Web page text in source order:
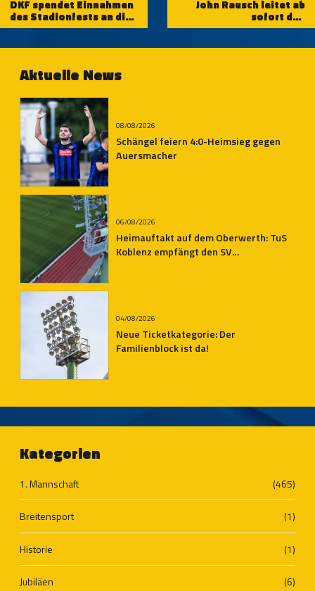
DKF spendet Einnahmen
des Stadionfests an die
TuS Koblenz
John Rausch leitet ab
sofort den
Grundlagenbereich der
Aktuelle News
08/08/2026
Schängel feiern 4:0-Heimsieg gegen
Auersmacher
06/08/2026
Heimauftakt auf dem Oberwerth: TuS
Koblenz empfängt den SV
04/08/2026
Neue Ticketkategorie: Der
Familienblock ist da!
Kategorien
1. Mannschaft (465)
Breitensport (1)
Historie (1)
Jubiläen (6)